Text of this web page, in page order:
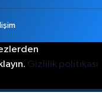
Gizlilik politikası